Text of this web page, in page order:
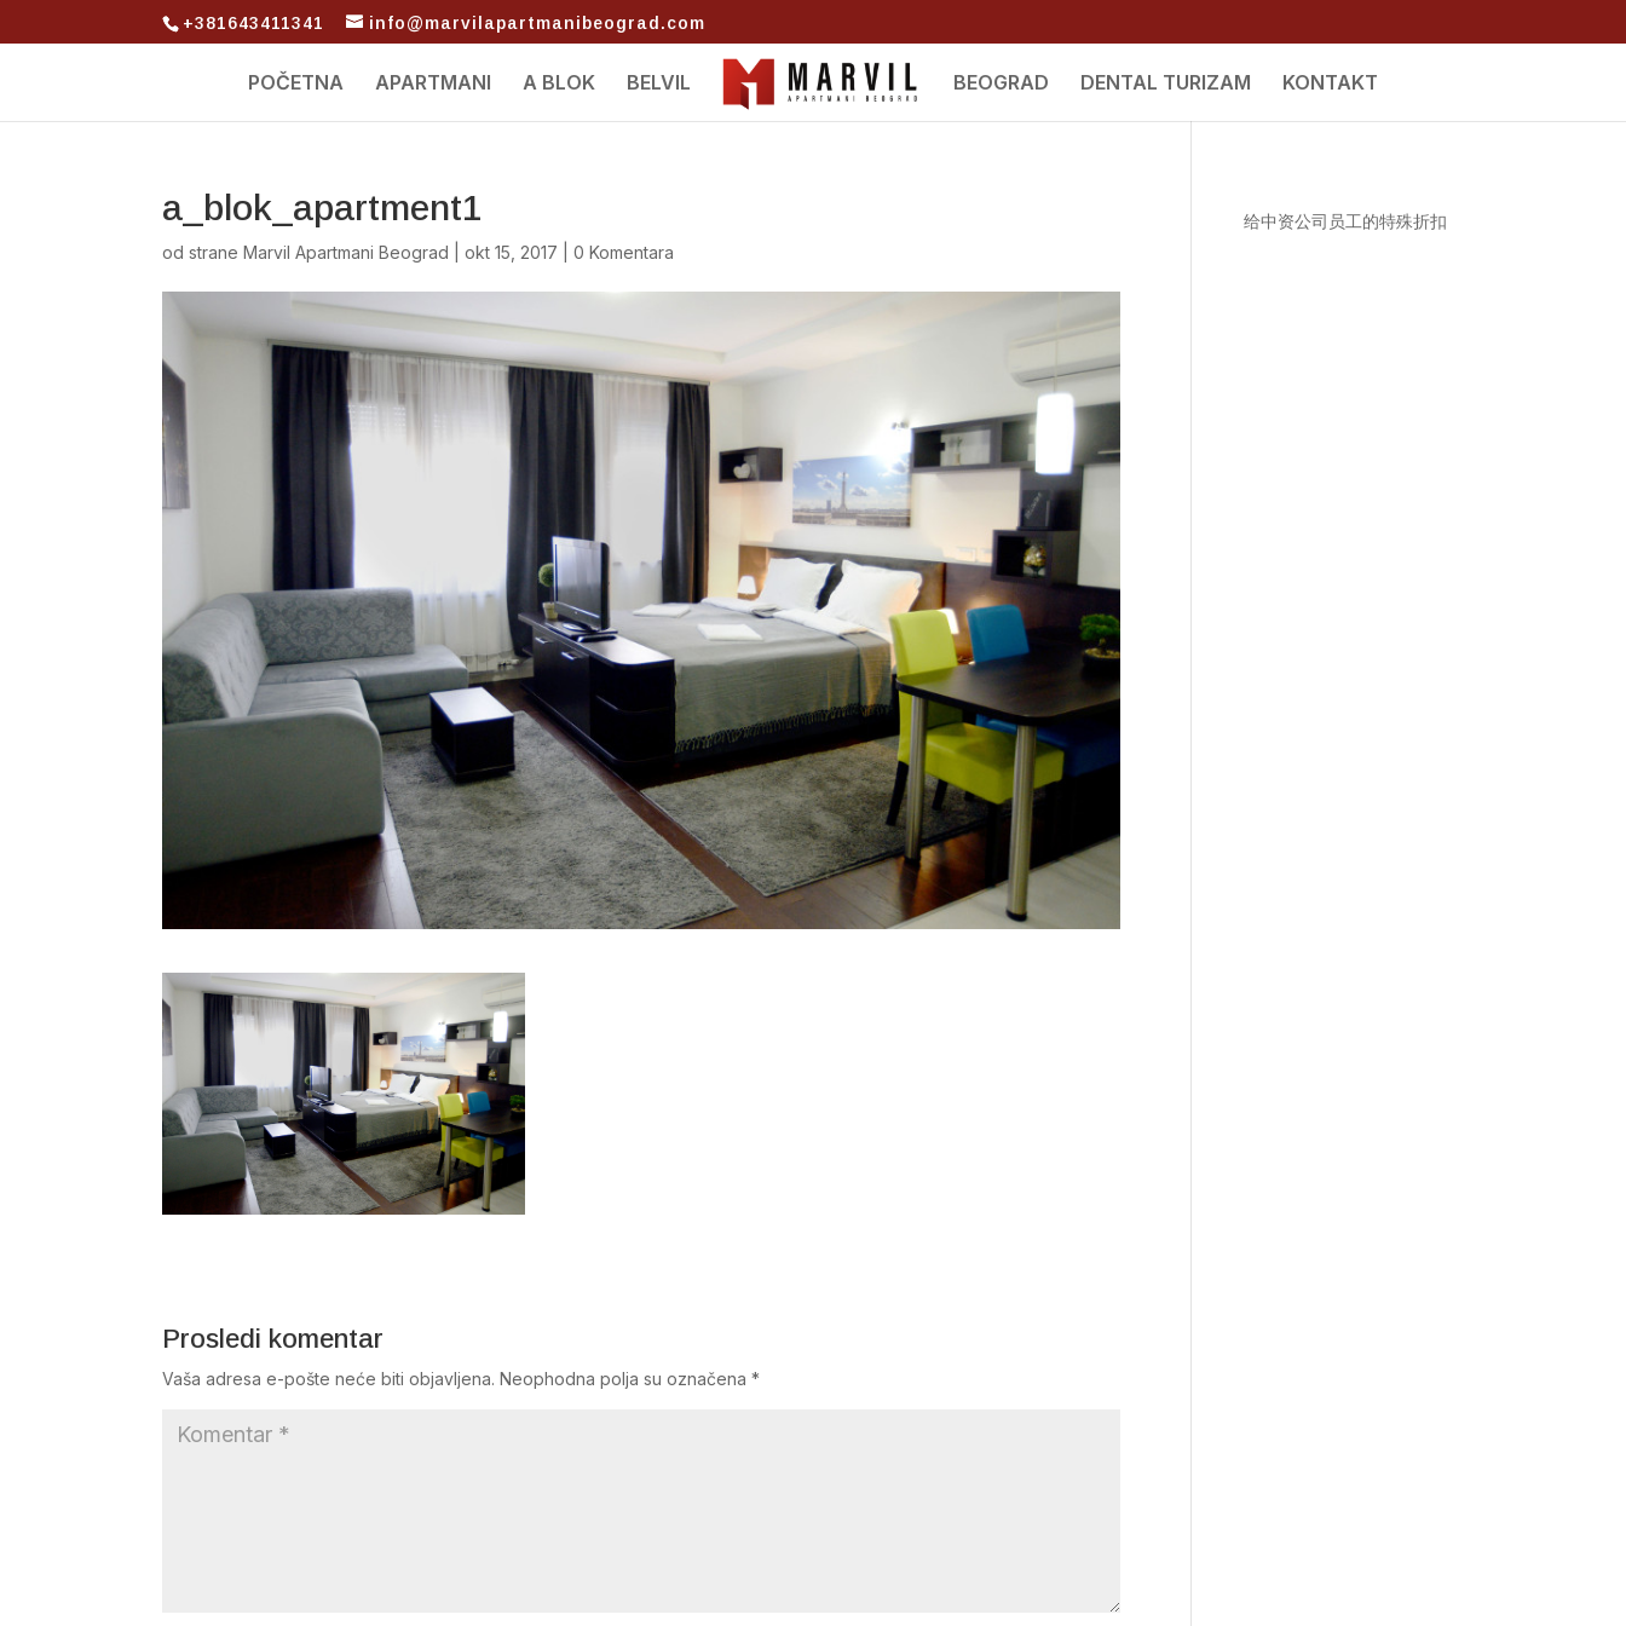
+381643411341 info@marvilapartmanibeograd.com
POČETNA APARTMANI A BLOK BELVIL BEOGRAD DENTAL TURIZAM KONTAKT
a_blok_apartment1
od straneMarvil Apartmani Beograd |okt 15, 2017 |0 Komentara
Prosledi komentar
Vaša adresa e-pošte neće biti objavljena. Neophodna polja su označena*
给中资公司员工的特殊折扣